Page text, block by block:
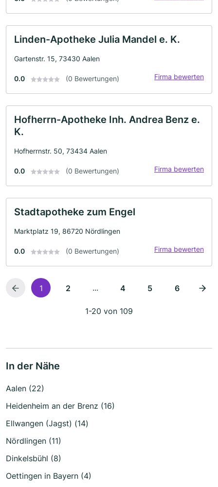
Linden-Apotheke Julia Mandel e. K.
Gartenstr. 15, 73430 Aalen
0.0 (0 Bewertungen) Firma bewerten
Hofherrn-Apotheke Inh. Andrea Benz e.
K.
Hofherrnstr. 50, 73434 Aalen
0.0 (0 Bewertungen) Firma bewerten
Stadtapotheke zum Engel
Marktplatz 19, 86720 Nördlingen
0.0 (0 Bewertungen) Firma bewerten
1 2 ... 4 5 6
1-20 von 109
In der Nähe
Aalen (22)
Heidenheim an der Brenz (16)
Ellwangen (Jagst) (14)
Nördlingen (11)
Dinkelsbühl (8)
Oettingen in Bayern (4)